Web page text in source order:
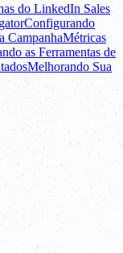
do LinkedIn Sales
Configurando
CampanhaMétricas
as Ferramentas de
Melhorando Sua